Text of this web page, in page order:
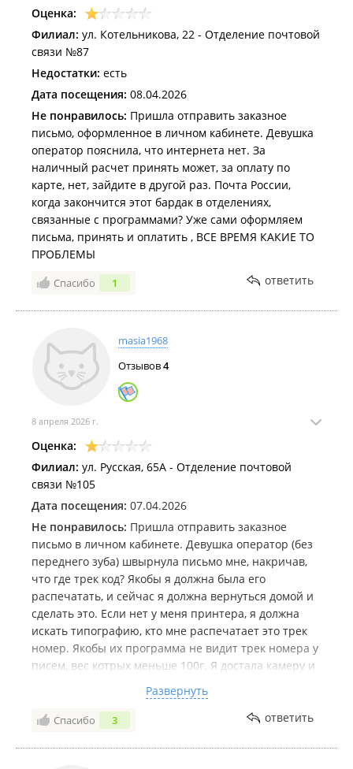
Оценка:
Филиал: ул. Котельникова, 22 - Отделение почтовой
связи №87
Недостатки: есть
Дата посещения: 08.04.2026
Не понравилось: Пришла отправить заказное
письмо, оформленное в личном кабинете. Девушка
оператор пояснила, что интернета нет. За
наличный расчет принять может, за оплату по
карте, нет, зайдите в другой раз. Почта России,
когда закончится этот бардак в отделениях,
связанные с программами? Уже сами оформляем
письма, принять и оплатить , ВСЕ ВРЕМЯ КАКИЕ ТО
ПРОБЛЕМЫ
Спасибо 1 ответить
masia1968
Отзывов4
8 апреля 2026 г.
Оценка:
Филиал: ул. Русская, 65А - Отделение почтовой
связи №105
Дата посещения: 07.04.2026
Не понравилось: Пришла отправить заказное
письмо в личном кабинете. Девушка оператор (без
переднего зуба) швырнула письмо мне, накричав,
что где трек код? Якобы я должна была его
распечатать, и сейчас я должна вернуться домой и
сделать это. Если нет у меня принтера, я должна
искать типографию, кто мне распечатает это трек
номер. Якобы их программа не видит трек номера у
писем, вес котрых меньше 100г. Я достала камеру и
выхватить мой телефон, после поняла, что я
снимаю, стала хамить и изворачиваться. Почта
связанные с программами?
Развернуть
Спасибо 3 ответить